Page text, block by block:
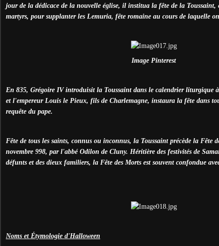
jour de la dédicace de la nouvelle église, il institua la fête de la Toussaint,
martyrs, pour supplanter les Lemuria, fête romaine au cours de laquelle
Image Pinterest
En 835, Grégoire IV introduisit la Toussaint dans le calendrier liturgique
et l'empereur Louis le Pieux, fils de Charlemagne, instaura la fête dans
requête du pape.
Fête de tous les saints, connus ou inconnus, la Toussaint précède la Fête
novembre 998, par l'abbé Odilon de Cluny. Héritière des festivités de
défunts et des dieux familiers, la Fête des Morts est souvent confondue
Noms et Étymologie d'Halloween